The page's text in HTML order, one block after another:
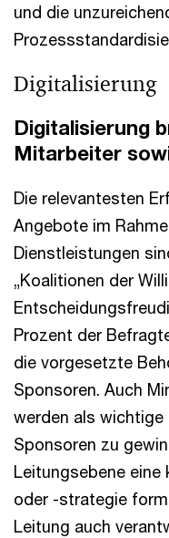
und die
Digitalisierung
Digitalisierung
Mitarbeiter
Die relevantesten
Angebote im
Dienstleistungen
„Koalitionen der
Prozent der
die vorgesetzte
Sponsoren. Auch
werden als wichtige
Sponsoren zu
Leitungsebene eine
oder -strategie
Leitung auch